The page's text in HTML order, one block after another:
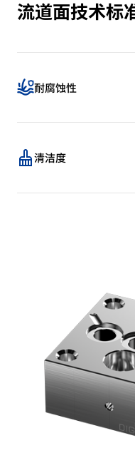
流道面技术标
耐腐蚀性
清洁度